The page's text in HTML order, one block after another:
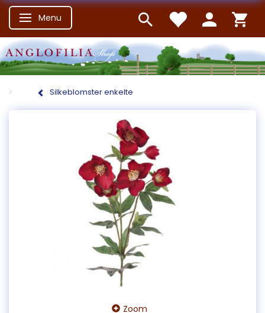
Skifte navigation
Menu
Silkeblomster enkelte
Zoom